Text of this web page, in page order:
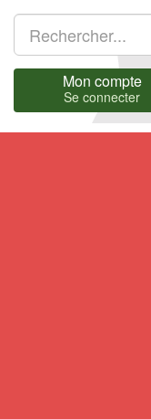
Mon compte
Se connecter